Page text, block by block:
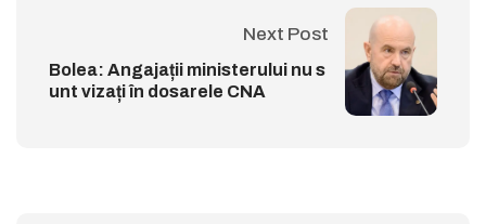
Next Post
Bolea: Angajații ministerului nu s
unt vizați în dosarele CNA